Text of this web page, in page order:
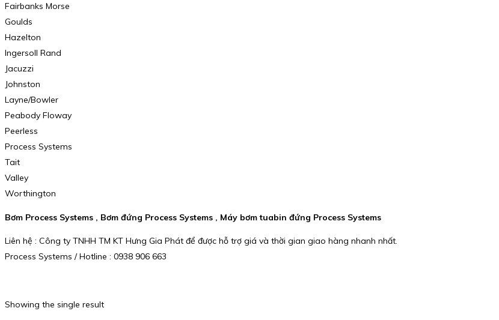
Fairbanks Morse
Goulds
Hazelton
Ingersoll Rand
Jacuzzi
Johnston
Layne/Bowler
Peabody Floway
Peerless
Process Systems
Tait
Valley
Worthington
Bơm Process Systems , Bơm đứng Process Systems , Máy bơm tuabin đứng Process Systems
Liên hệ : Công ty TNHH TM KT Hưng Gia Phát để được hỗ trợ giá và thời gian giao hàng nhanh nhất.
Process Systems / Hotline : 0938 906 663
Showing the single result